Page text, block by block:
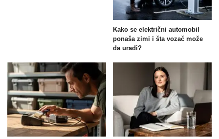
Kako se električni automobil
ponaša zimi i šta vozač može
da uradi?